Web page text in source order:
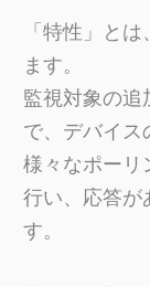
「特性」と
ます。
監視対象の追
で、デバイス
様々なポーリ
行い、応答が
す。